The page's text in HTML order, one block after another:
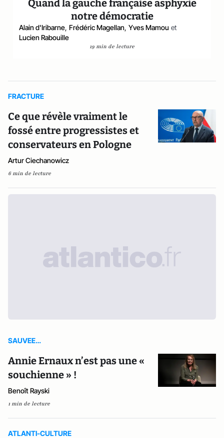
Quand la gauche française asphyxie
notre démocratie
Alain d'Iribarne, Frédéric Magellan, Yves Mamou et
Lucien Rabouille
19 min de lecture
FRACTURE
Ce que révèle vraiment le
fossé entre progressistes et
conservateurs en Pologne
Artur Ciechanowicz
6 min de lecture
SAUVEE…
Annie Ernaux n’est pas une «
souchienne » !
Benoît Rayski
1 min de lecture
ATLANTI-CULTURE